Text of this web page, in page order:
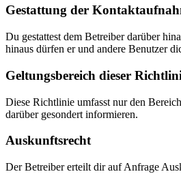
Gestattung der
Du gestattest dem Betreiber darüber
hinaus dürfen er und andere Benutzer
Geltungsbereich dieser
Diese Richtlinie umfasst nur den
darüber gesondert informieren.
Auskunftsrecht
Der Betreiber erteilt dir auf Anfrage